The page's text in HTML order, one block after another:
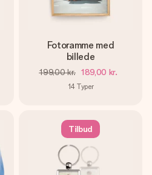
Fotoramme med
billede
199,00 kr. 189,00 kr.
14 Typer
Tilbud